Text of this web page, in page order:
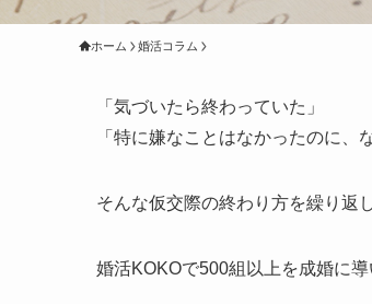
ホーム 婚活コラム
「気づいたら終わっていた」
「特に嫌なことはなかったのに
そんな仮交際の終わり方を繰り返
婚活KOKOで500組以上を成婚に